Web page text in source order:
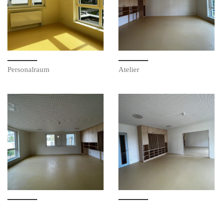
Personalraum Atelier